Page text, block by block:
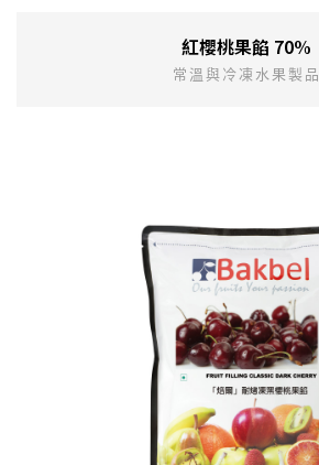
紅櫻桃果餡 70%
常溫與冷凍水果製品